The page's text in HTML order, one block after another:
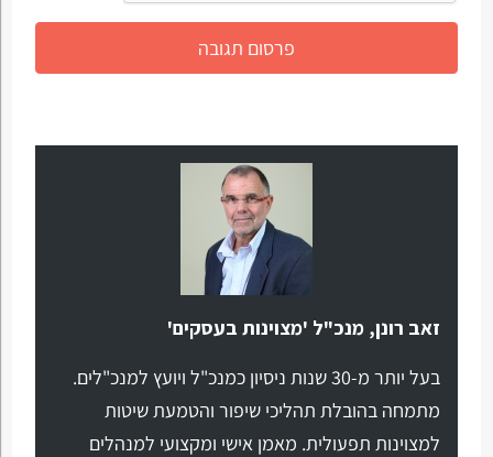
זאב רונן, מנכ"ל 'מצוינות בעסקים'
בעל יותר מ-30 שנות ניסיון כמנכ"ל ויועץ למנכ"לים.
מתמחה בהובלת תהליכי שיפור והטמעת שיטות
למצוינות תפעולית. מאמן אישי ומקצועי למנהלים